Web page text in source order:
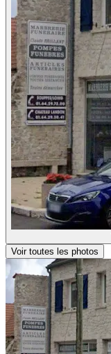
Voir toutes les photos